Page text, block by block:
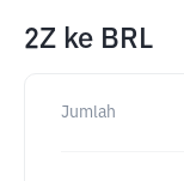
2Z ke BRL
Jumlah